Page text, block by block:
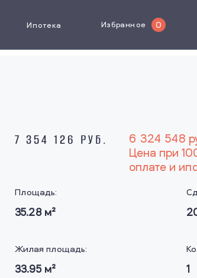
Ипотека Избранное 0
7 354 126 РУБ. 6 324 548
Цена при
оплате и
Площадь:
35.28м²
Жилая площадь:
33.95м² 1